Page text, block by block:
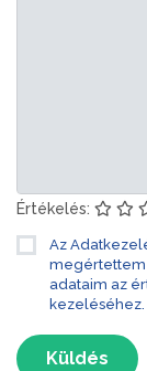
Értékelés:
Az
megértettem
adataim az
kezeléséhez.
Küldés